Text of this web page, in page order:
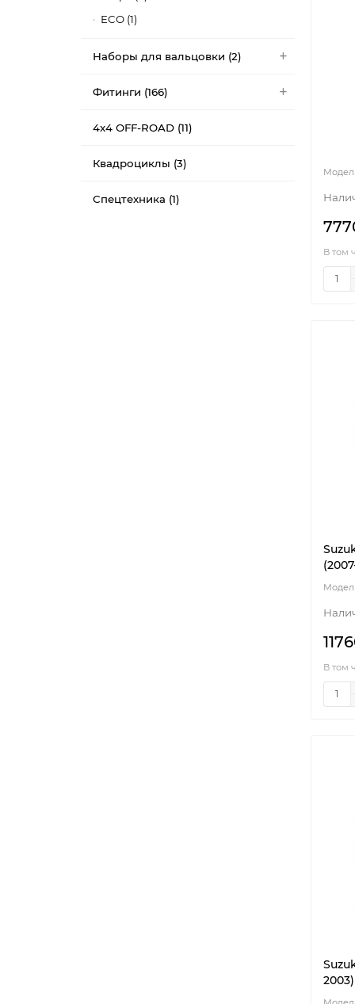
ECO (1)
Наборы для вальцовки (2)
Фитинги (166)
4x4 OFF-ROAD (11)
Квадроциклы (3)
Спецтехника (1)
В том
В том
2003)